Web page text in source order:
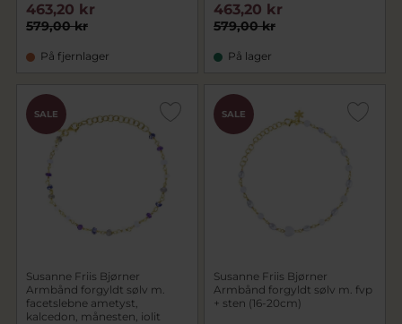
579,00 kr
463,20 kr
På fjernlager
579,00 kr
463,20 kr
På lager
SALE
Susanne Friis Bjørner
Armbånd forgyldt sølv m.
facetslebne ametyst,
kalcedon, månesten, iolit
SALE
Susanne Friis Bjørner
Armbånd forgyldt sølv m. fvp
+ sten (16-20cm)